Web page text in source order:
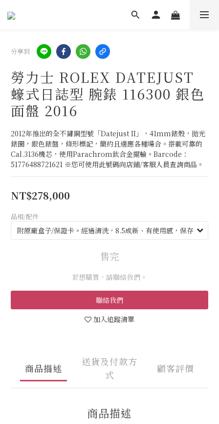
分享到
勞力士 ROLEX DATEJUST
蠔式日誌型 腕錶 116300 銀色
面盤 2016
2012年推出的全不鏽鋼型號「Datejust II」，41mm錶殼，拋光
錶圈，銀色錶盤，條形標記，簡約且適應各種場合。搭載可靠的
Cal.3136機芯，使用Parachrom鈦合金擺輪。Barcode：
51776488721621 ※您可使用此號碼向店鋪/客服人員查詢商品。
NT$278,000
品相/配件
售完
若想購買，請聯絡我們。
聯絡我們
加入追蹤清單
商品描述
送貨及付款方
式
顧客評價
商品描述